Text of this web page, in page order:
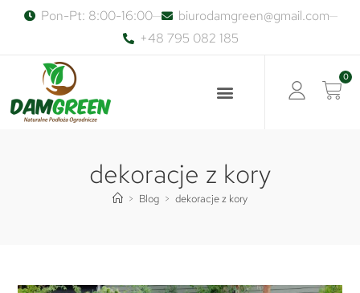
Pon-Pt: 8:00-16:00
biurodamgreen@gmail.com
+48 795 082 185
0
dekoracje z kory
> Blog > dekoracje z kory